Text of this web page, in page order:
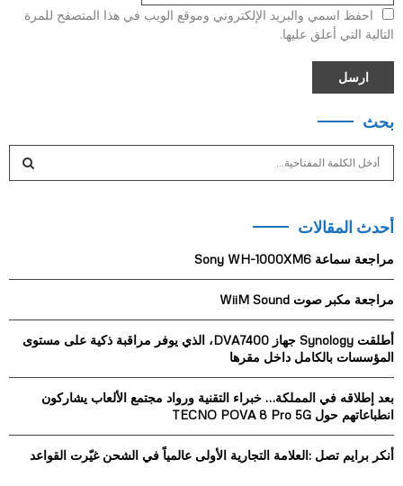
احفظ اسمي والبريد الإلكتروني وموقع الويب في هذا المتصفح للمرة
التالية التي أعلق عليها.
بحث
c
f
r
:
C
H
أحدث المقالات
مراجعة سماعة Sony WH-1000XM6
مراجعة مكبر صوت WiiM Sound
أطلقت Synology جهاز DVA7400، الذي يوفر مراقبة ذكية على مستوى
المؤسسات بالكامل داخل مقرها
بعد إطلاقه في المملكة… خبراء التقنية ورواد مجتمع الألعاب يشاركون
انطباعاتهم حول TECNO POVA 8 Pro 5G
أنكر برايم تصل :العلامة التجارية الأولى عالمياً في الشحن غيّرت القواعد